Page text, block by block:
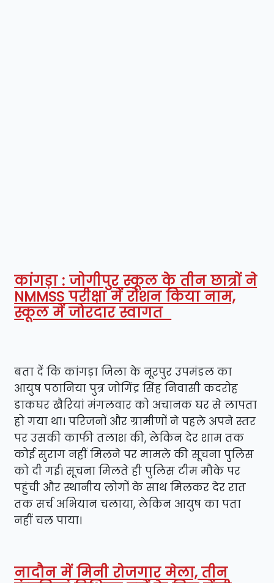
कांगड़ा : जोगीपुर स्कूल के तीन छात्रों ने
NMMSS परीक्षा में रोशन किया नाम,
स्कूल में जोरदार स्वागत
बता दें कि कांगड़ा जिला के नूरपुर उपमंडल का
आयुष पठानिया पुत्र जोगिंद्र सिंह निवासी कदरोह
डाकघर खैरियां मंगलवार को अचानक घर से लापता
हो गया था। परिजनों और ग्रामीणों ने पहले अपने स्तर
पर उसकी काफी तलाश की, लेकिन देर शाम तक
कोई सुराग नहीं मिलने पर मामले की सूचना पुलिस
को दी गई। सूचना मिलते ही पुलिस टीम मौके पर
पहुंची और स्थानीय लोगों के साथ मिलकर देर रात
तक सर्च अभियान चलाया, लेकिन आयुष का पता
नहीं चल पाया।
नादौन में मिनी रोजगार मेला, तीन